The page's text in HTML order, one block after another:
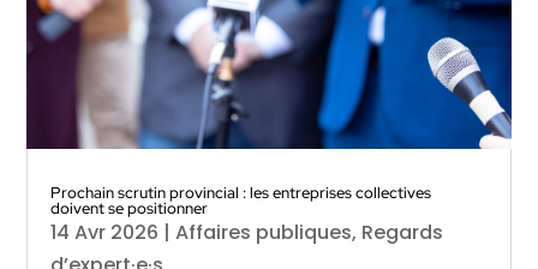
Prochain scrutin provincial : les entreprises collectives
doivent se positionner
14 Avr 2026 |Affaires publiques, Regards